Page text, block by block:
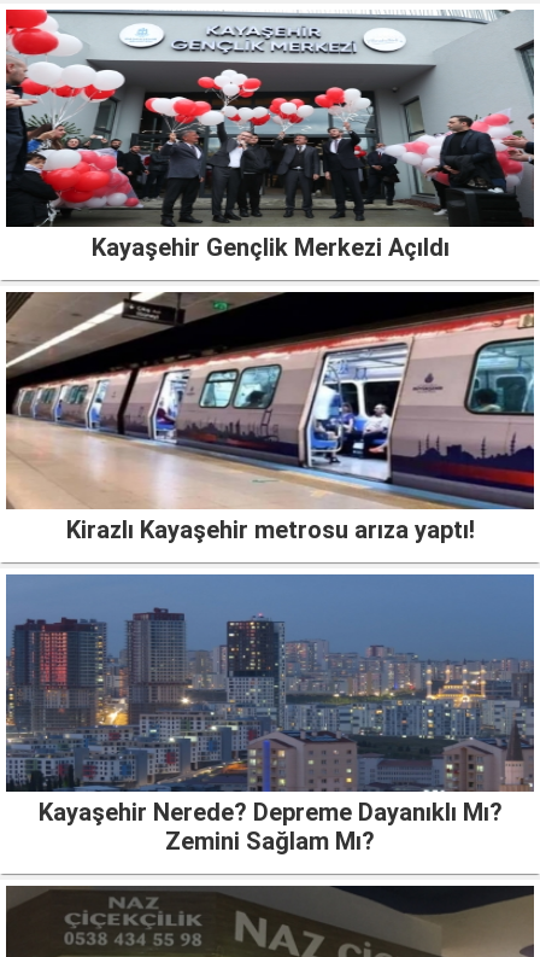
Kayaşehir Gençlik Merkezi Açıldı
Kirazlı Kayaşehir metrosu arıza yaptı!
Kayaşehir Nerede? Depreme Dayanıklı Mı?
Zemini Sağlam Mı?